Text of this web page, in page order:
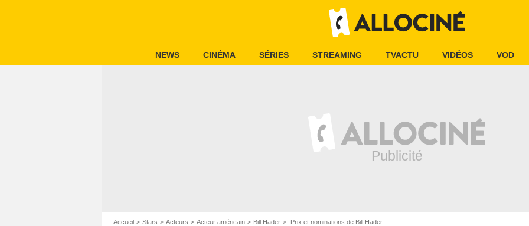
NEWS CINÉMA SÉRIES STREAMING TVACTU VIDÉOS VOD
Accueil Stars Acteurs Acteur américain Bill Hader Prix et nominations de Bill Hader